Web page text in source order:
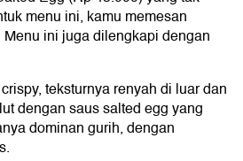
menu ini, kamu memesan
ini juga dilengkapi dengan
teksturnya renyah di luar dan
dengan saus salted egg yang
dominan gurih, dengan